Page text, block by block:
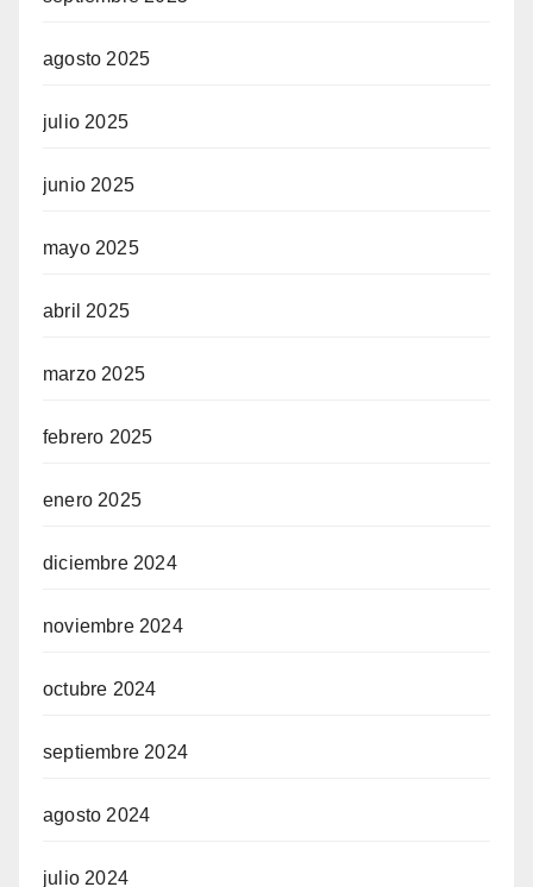
agosto 2025
julio 2025
junio 2025
mayo 2025
abril 2025
marzo 2025
febrero 2025
enero 2025
diciembre 2024
noviembre 2024
octubre 2024
septiembre 2024
agosto 2024
julio 2024